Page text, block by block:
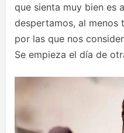
que sienta muy bien es
despertamos, al menos
por las que nos
Se empieza el día de